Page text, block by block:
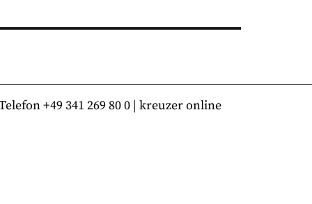
+49 341 269 80 0 | kreuzer online